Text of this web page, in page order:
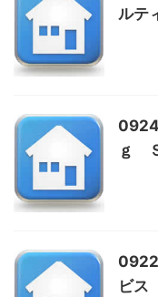
ルテ
ｇ
ビス